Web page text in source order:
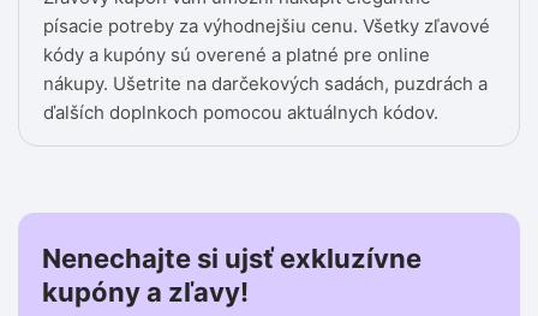
písacie potreby za výhodnejšiu cenu. Všetky zľavové
kódy a kupóny sú overené a platné pre online
nákupy. Ušetrite na darčekových sadách, puzdrách a
ďalších doplnkoch pomocou aktuálnych kódov.
Nenechajte si ujsť exkluzívne
kupóny a zľavy!